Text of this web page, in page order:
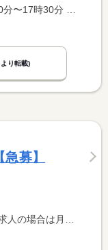
り転載)
募】
は時間額を表示しています。